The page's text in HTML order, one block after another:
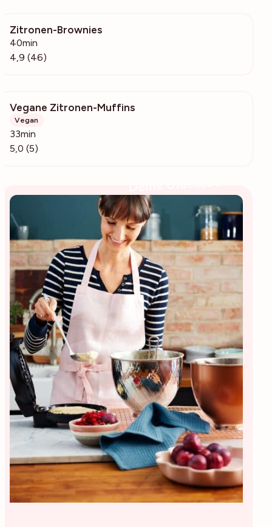
Zitronen-Brownies
40min
4,9 (46)
Vegane Zitronen-Muffins
Vegan
33min
5,0 (5)